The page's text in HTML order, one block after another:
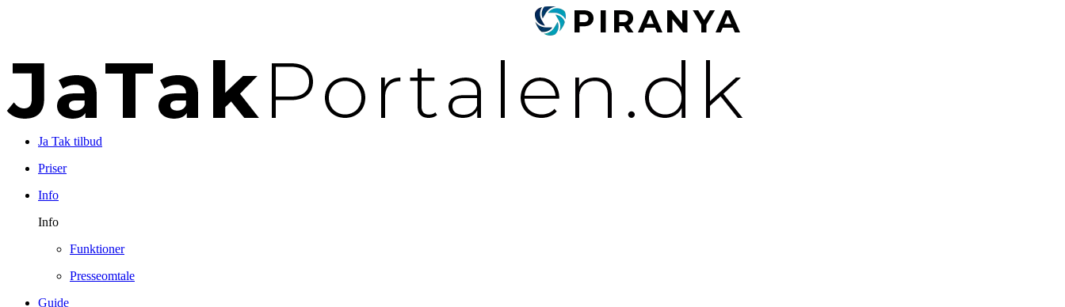
Ja Tak tilbud
Priser
Info
Info
Funktioner
Presseomtale
Guide